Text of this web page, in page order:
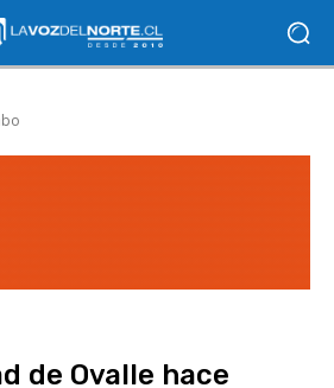
de Ovalle hace